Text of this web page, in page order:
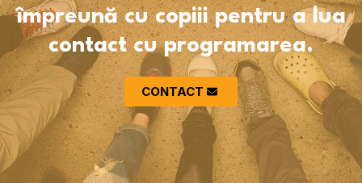
împreună cu copiii pentru a lua
contact cu programarea.
CONTACT